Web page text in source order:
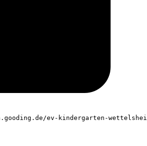
ev-kindergarten-